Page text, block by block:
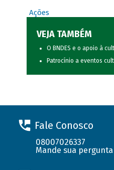
Ações
VEJA TAMBÉM
O BNDES e o apoio à
Patrocínio a eventos
Fale Conosco
08007026337
Mande sua pergunta